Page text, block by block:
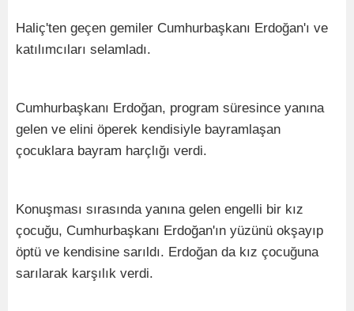
Haliç'ten geçen gemiler Cumhurbaşkanı Erdoğan'ı ve
katılımcıları selamladı.
Cumhurbaşkanı Erdoğan, program süresince yanına
gelen ve elini öperek kendisiyle bayramlaşan
çocuklara bayram harçlığı verdi.
Konuşması sırasında yanına gelen engelli bir kız
çocuğu, Cumhurbaşkanı Erdoğan'ın yüzünü okşayıp
öptü ve kendisine sarıldı. Erdoğan da kız çocuğuna
sarılarak karşılık verdi.